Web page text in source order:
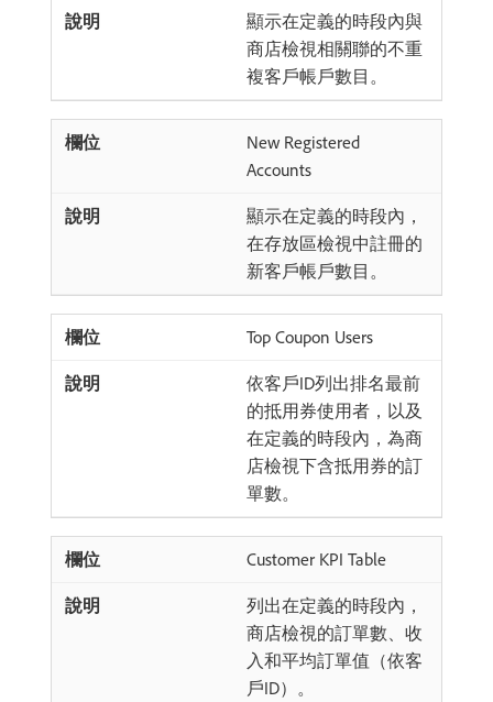
顯示在定義的時段內與
商店檢視相關聯的不重
複客戶帳戶數目。
New Registered
Accounts
顯示在定義的時段內，
在存放區檢視中註冊的
新客戶帳戶數目。
Top Coupon Users
依客戶ID列出排名最前
的抵用券使用者，以及
在定義的時段內，為商
店檢視下含抵用券的訂
單數。
Customer KPI Table
列出在定義的時段內，
商店檢視的訂單數、收
入和平均訂單值（依客
戶ID）。